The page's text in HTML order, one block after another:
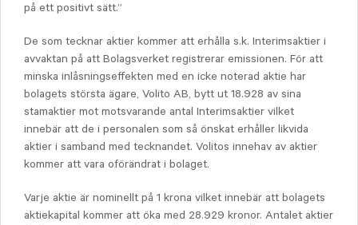
på ett positivt sätt.”
De som tecknar aktier kommer att erhålla s.k. Interimsaktier i
avvaktan på att Bolagsverket registrerar emissionen. För att
minska inlåsningseffekten med en icke noterad aktie har
bolagets största ägare, Volito AB, bytt ut 18.928 av sina
stamaktier mot motsvarande antal Interimsaktier vilket
innebär att de i personalen som så önskat erhåller likvida
aktier i samband med tecknandet. Volitos innehav av aktier
kommer att vara oförändrat i bolaget.
Varje aktie är nominellt på 1 krona vilket innebär att bolagets
aktiekapital kommer att öka med 28.929 kronor. Antalet aktier